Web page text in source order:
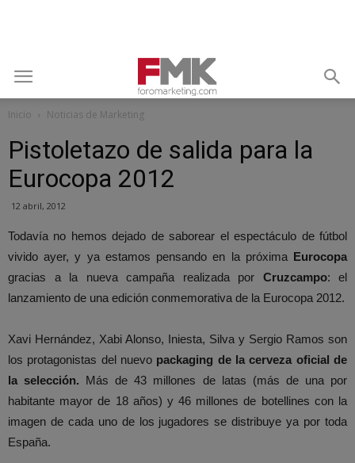
Inicio Noticias de Marketing
Pistoletazo de salida para la
Eurocopa 2012
12 abril, 2012
Todavía no hemos dejado de saborear el espectáculo de fútbol
vivido ayer, y ya estamos pensando en la próximaEurocopa
gracias a la nueva campaña realizada por Cruzcampo: el
lanzamiento de una edición conmemorativa de la Eurocopa 2012.
Xavi Hernández, Xabi Alonso, Iniesta, Silva y Sergio Ramos son
los protagonistas del nuevo packaging de la cerveza oficial de
la selección. Más de 43 millones de latas (más de una por
habitante mayor de 18 años) y 46 millones de botellines con la
imagen de cada uno de los jugadores se distribuye ya por toda
España.